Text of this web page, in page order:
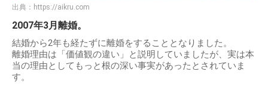
出典： https://aikru.com
2007年3月離婚。
結婚から2年も経たずに離婚をすることとなりました。
離婚理由は「価値観の違い」と説明していましたが、実は本
当の理由としてもっと根の深い事実があったとされていま
す。